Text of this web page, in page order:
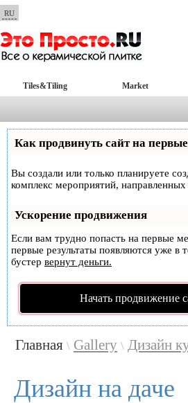
RU
Tiles&Tiling Market
Как продвинуть сайт на
Вы создали или только планируете
комплекс мероприятий,
Ускорение продвижения
Если вам трудно попасть на первые
первые результаты появляются уже в
бустер вернут деньги.
Начать продвижение
Главная \ Gallery \ Дизайн
Дизайн на даче